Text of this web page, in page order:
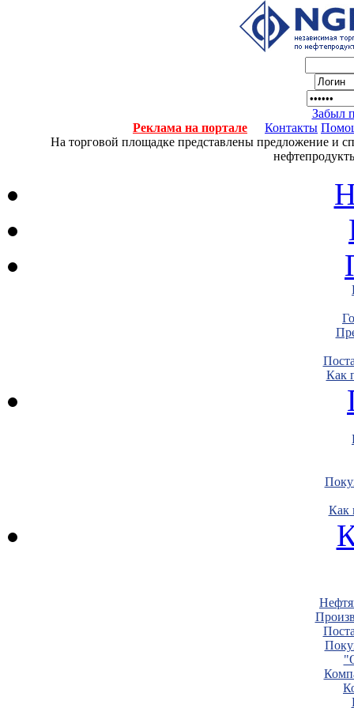
Забыл
Реклама на портале
Контакты
На торговой площадке представлены предложение и
Как
Как